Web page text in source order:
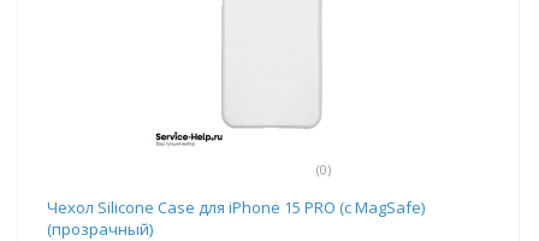
(0)
Чехол Silicone Case для iPhone 15 PRO (с MagSafe)
(прозрачный)